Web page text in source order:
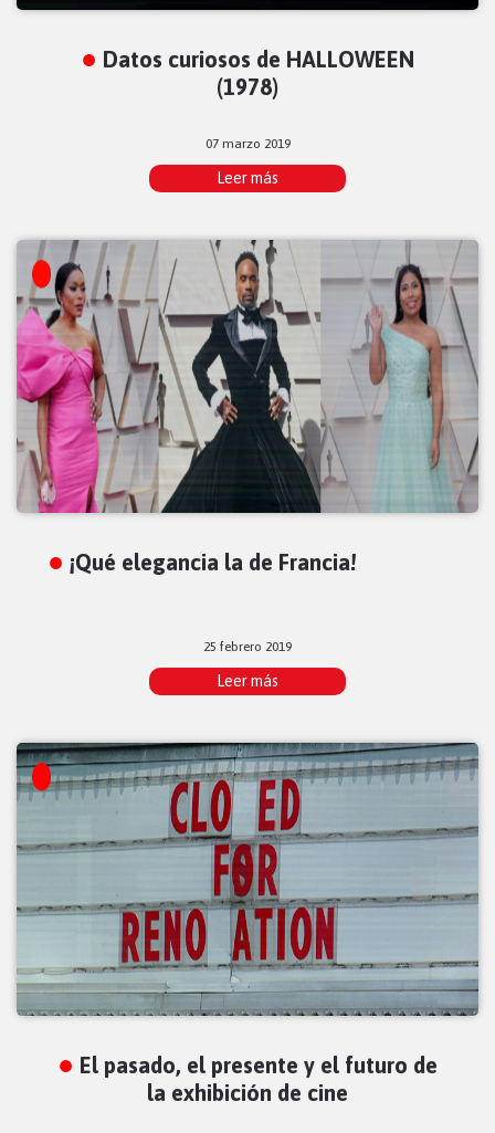
Datos curiosos de HALLOWEEN
(1978)
07 marzo 2019
Leer más
¡Qué elegancia la de Francia!
25 febrero 2019
Leer más
El pasado, el presente y el futuro de
la exhibición de cine